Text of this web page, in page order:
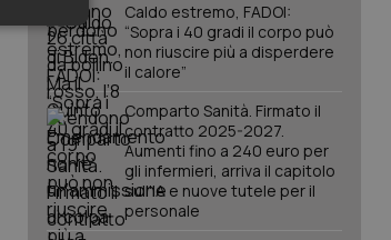
Caldo estremo, FADOI:
“Sopra i 40 gradi il corpo può
non riuscire più a disperdere
il calore”
Comparto Sanità. Firmato il
contratto 2025-2027.
Aumenti fino a 240 euro per
gli infermieri, arriva il capitolo
sull'IA e nuove tutele per il
personale